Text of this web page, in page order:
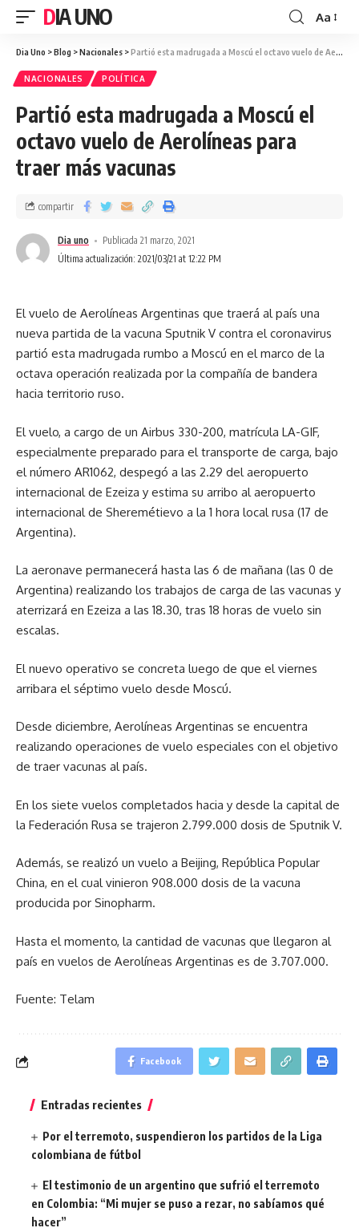
DIA UNO Aa
Dia Uno >Blog >Nacionales >Partió esta madrugada a Moscú el octavo vuelo de Aerolíneas para traer más vacunas
NACIONALES POLÍTICA
Partió esta madrugada a Moscú el
octavo vuelo de Aerolíneas para
traer más vacunas
Última actualización: 2021/03/21 at 12:22 PM
Dia uno Publicada 21 marzo, 2021
compartir
El vuelo de Aerolíneas Argentinas que traerá al país una
nueva partida de la vacuna Sputnik V contra el coronavirus
partió esta madrugada rumbo a Moscú en el marco de la
octava operación realizada por la compañía de bandera
hacia territorio ruso.
El vuelo, a cargo de un Airbus 330-200, matrícula LA-GIF,
especialmente preparado para el transporte de carga, bajo
el número AR1062, despegó a las 2.29 del aeropuerto
internacional de Ezeiza y estima su arribo al aeropuerto
internacional de Sheremétievo a la 1 hora local rusa (17 de
Argentina).
La aeronave permanecerá hasta las 6 de mañana (las 0 de
Argentina) realizando los trabajos de carga de las vacunas y
aterrizará en Ezeiza a las 18.30, tras 18 horas de vuelo sin
escalas.
El nuevo operativo se concreta luego de que el viernes
arribara el séptimo vuelo desde Moscú.
Desde diciembre, Aerolíneas Argentinas se encuentra
realizando operaciones de vuelo especiales con el objetivo
de traer vacunas al país.
En los siete vuelos completados hacia y desde la capital de
la Federación Rusa se trajeron 2.799.000 dosis de Sputnik V.
Además, se realizó un vuelo a Beijing, República Popular
China, en el cual vinieron 908.000 dosis de la vacuna
producida por Sinopharm.
Hasta el momento, la cantidad de vacunas que llegaron al
país en vuelos de Aerolíneas Argentinas es de 3.707.000.
Fuente: Telam
Facebook
Entradas recientes
Por el terremoto, suspendieron los partidos de la Liga
colombiana de fútbol
El testimonio de un argentino que sufrió el terremoto
en Colombia: “Mi mujer se puso a rezar, no sabíamos qué
hacer”